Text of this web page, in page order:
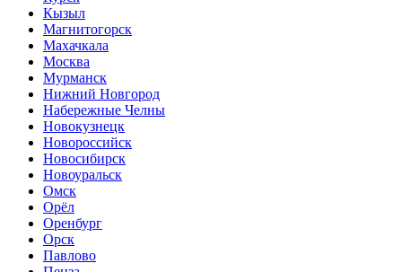
Кызыл
Магнитогорск
Махачкала
Москва
Мурманск
Нижний Новгород
Набережные Челны
Новокузнецк
Новороссийск
Новосибирск
Новоуральск
Омск
Орёл
Оренбург
Орск
Павлово